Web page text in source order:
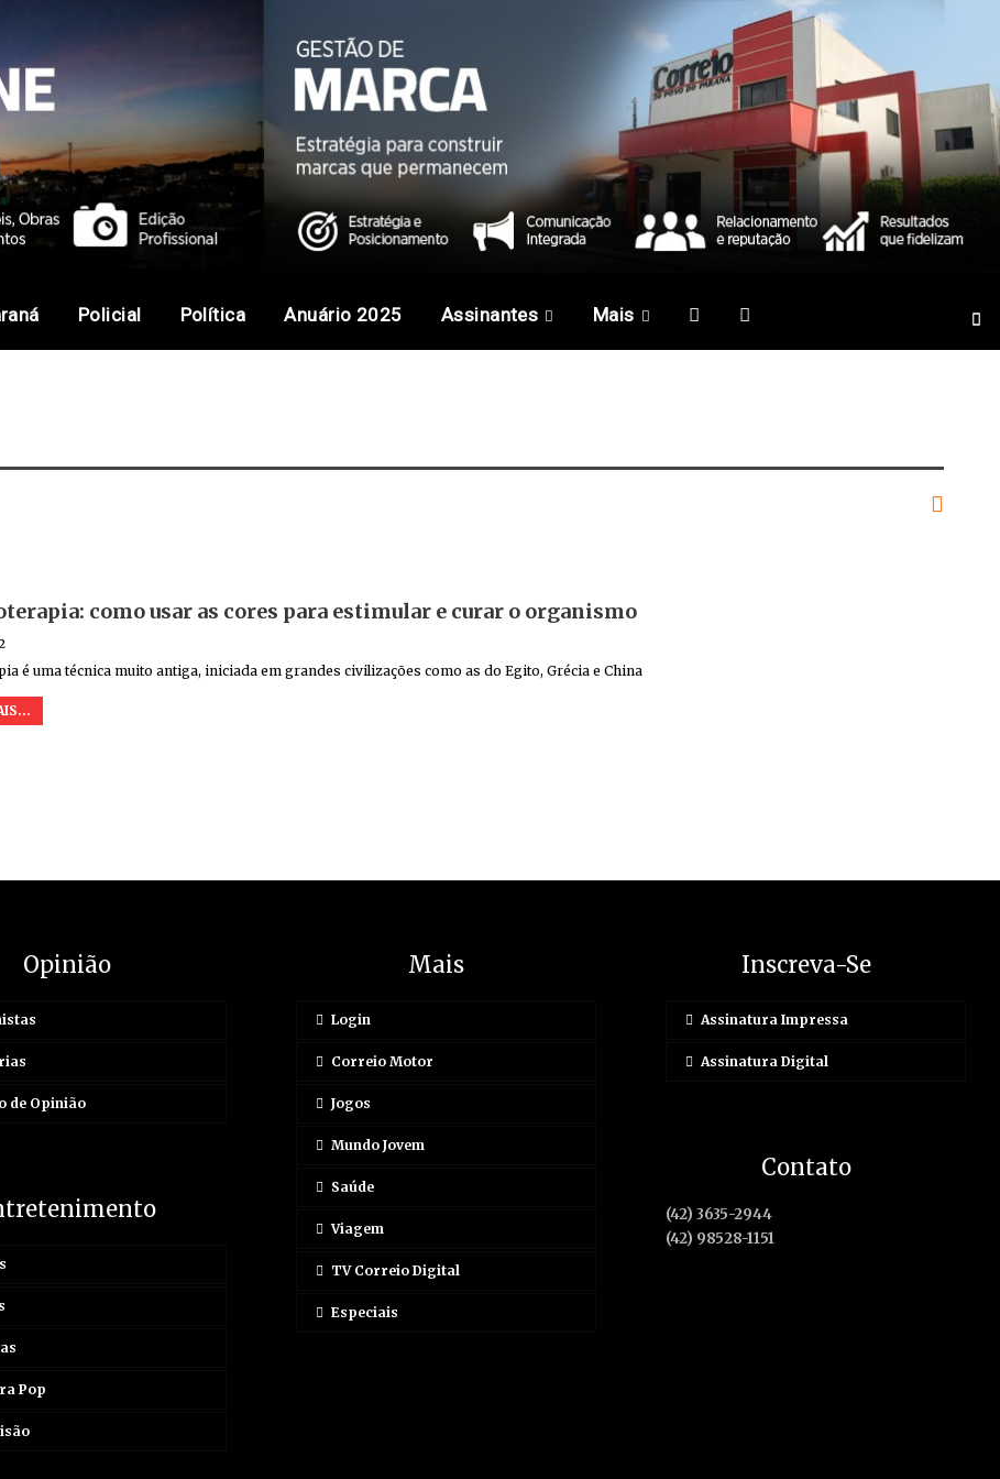
Policial Política Anuário 2025 Assinantes Mais
como usar as cores para estimular e curar o organismo
é uma técnica muito antiga, iniciada em grandes civilizações como as do Egito, Grécia e China
Opinião
de Opinião
Pop
Mais
Login
Correio Motor
Jogos
Mundo Jovem
Saúde
Viagem
TV Correio Digital
Especiais
Inscreva-Se
Assinatura Impressa
Assinatura Digital
Contato
(42) 3635-2944
(42) 98528-1151